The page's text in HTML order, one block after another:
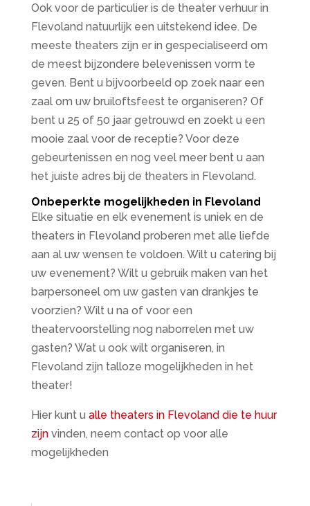
Ook voor de particulier is de theater verhuur in
Flevoland natuurlijk een uitstekend idee. De
meeste theaters zijn er in gespecialiseerd om
de meest bijzondere belevenissen vorm te
geven. Bent u bijvoorbeeld op zoek naar een
zaal om uw bruiloftsfeest te organiseren? Of
bent u 25 of 50 jaar getrouwd en zoekt u een
mooie zaal voor de receptie? Voor deze
gebeurtenissen en nog veel meer bent u aan
het juiste adres bij de theaters in Flevoland.
Onbeperkte mogelijkheden in Flevoland
Elke situatie en elk evenement is uniek en de
theaters in Flevoland proberen met alle liefde
aan al uw wensen te voldoen. Wilt u catering bij
uw evenement? Wilt u gebruik maken van het
barpersoneel om uw gasten van drankjes te
voorzien? Wilt u na of voor een
theatervoorstelling nog naborrelen met uw
gasten? Wat u ook wilt organiseren, in
Flevoland zijn talloze mogelijkheden in het
theater!
Hier kunt u alle theaters in Flevoland die te huur
zijnvinden, neem contact op voor alle
mogelijkheden